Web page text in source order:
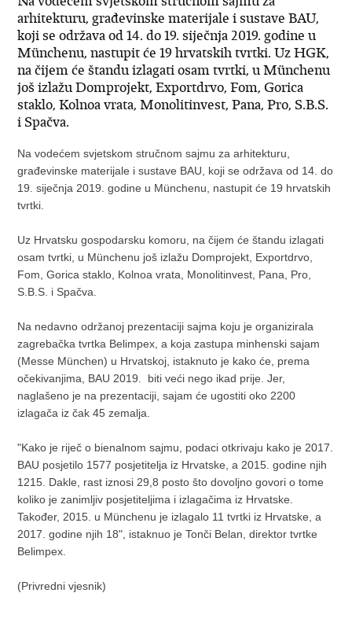
arhitekturu, građevinske materijale i sustave BAU,
koji se održava od 14. do 19. siječnja 2019. godine u
Münchenu, nastupit će 19 hrvatskih tvrtki. Uz HGK,
na čijem će štandu izlagati osam tvrtki, u Münchenu
još izlažu Domprojekt, Exportdrvo, Fom, Gorica
staklo, Kolnoa vrata, Monolitinvest, Pana, Pro, S.B.S.
i Spačva.
Na vodećem svjetskom stručnom sajmu za arhitekturu,
građevinske materijale i sustave BAU, koji se održava od 14. do
19. siječnja 2019. godine u Münchenu, nastupit će 19 hrvatskih
tvrtki.
Uz Hrvatsku gospodarsku komoru, na čijem će štandu izlagati
osam tvrtki, u Münchenu još izlažu Domprojekt, Exportdrvo,
Fom, Gorica staklo, Kolnoa vrata, Monolitinvest, Pana, Pro,
S.B.S. i Spačva.
Na nedavno održanoj prezentaciji sajma koju je organizirala
zagrebačka tvrtka Belimpex, a koja zastupa minhenski sajam
(Messe München) u Hrvatskoj, istaknuto je kako će, prema
očekivanjima, BAU 2019. biti veći nego ikad prije. Jer,
naglašeno je na prezentaciji, sajam će ugostiti oko 2200
izlagača iz čak 45 zemalja.
"Kako je riječ o bienalnom sajmu, podaci otkrivaju kako je 2017.
BAU posjetilo 1577 posjetitelja iz Hrvatske, a 2015. godine njih
1215. Dakle, rast iznosi 29,8 posto što dovoljno govori o tome
koliko je zanimljiv posjetiteljima i izlagačima iz Hrvatske.
Također, 2015. u Münchenu je izlagalo 11 tvrtki iz Hrvatske, a
2017. godine njih 18", istaknuo je Tonči Belan, direktor tvrtke
Belimpex.
(Privredni vjesnik)